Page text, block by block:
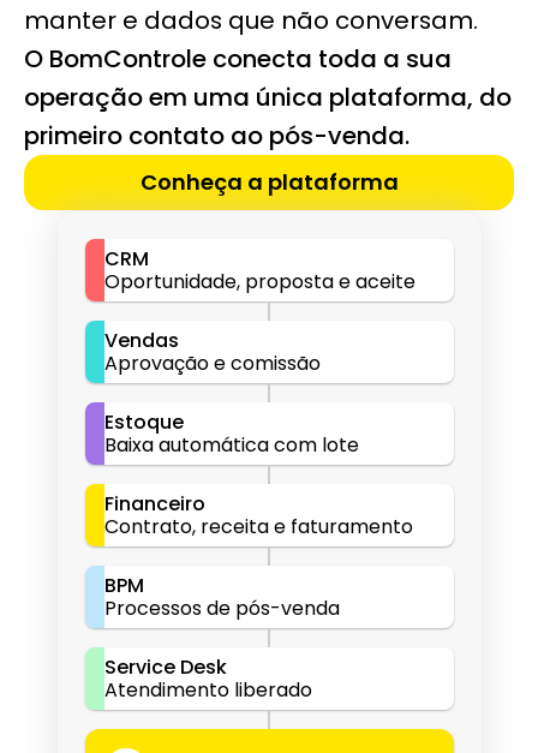
manter e dados que não conversam.
O BomControle conecta toda a sua
operação em uma única plataforma, do
primeiro contato ao pós-venda.
Conheça a plataforma
CRM
Oportunidade, proposta e aceite
Vendas
Aprovação e comissão
Estoque
Baixa automática com lote
Financeiro
Contrato, receita e faturamento
BPM
Processos de pós-venda
Service Desk
Atendimento liberado